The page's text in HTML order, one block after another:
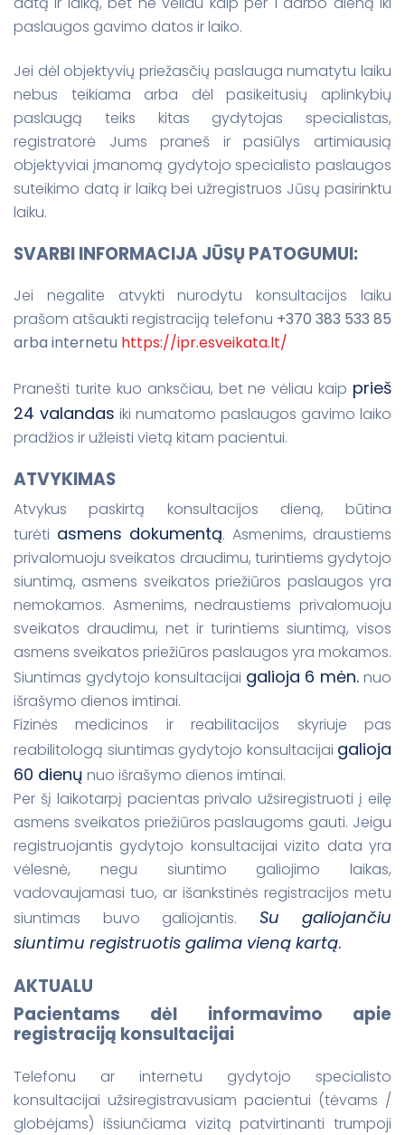
paslaugos gavimo datos ir laiko.
Jei dėl objektyvių priežasčių paslauga numatytu laiku
nebus teikiama arba dėl pasikeitusių aplinkybių
paslaugą teiks kitas gydytojas specialistas,
registratorė Jums praneš ir pasiūlys artimiausią
objektyviai įmanomą gydytojo specialisto paslaugos
suteikimo datą ir laiką bei užregistruos Jūsų pasirinktu
laiku.
SVARBI INFORMACIJA JŪSŲ PATOGUMUI:
Jei negalite atvykti nurodytu konsultacijos laiku
prašom atšaukti registraciją telefonu +370 383 533 85
arba internetu https://ipr.esveikata.lt/
Pranešti turite kuo anksčiau, bet ne vėliau kaip prieš
24 valandas iki numatomo paslaugos gavimo laiko
pradžios ir užleisti vietą kitam pacientui.
ATVYKIMAS
Atvykus paskirtą konsultacijos dieną, būtina
turėti asmens dokumentą. Asmenims, draustiems
privalomuoju sveikatos draudimu, turintiems gydytojo
siuntimą, asmens sveikatos priežiūros paslaugos yra
nemokamos. Asmenims, nedraustiems privalomuoju
sveikatos draudimu, net ir turintiems siuntimą, visos
asmens sveikatos priežiūros paslaugos yra mokamos.
Siuntimas gydytojo konsultacijai galioja 6 mėn. nuo
išrašymo dienos imtinai.
Fizinės medicinos ir reabilitacijos skyriuje pas
reabilitologą siuntimas gydytojo konsultacijai galioja
60 dienų nuo išrašymo dienos imtinai.
Per šį laikotarpį pacientas privalo užsiregistruoti į eilę
asmens sveikatos priežiūros paslaugoms gauti. Jeigu
registruojantis gydytojo konsultacijai vizito data yra
vėlesnė, negu siuntimo galiojimo laikas,
vadovaujamasi tuo, ar išankstinės registracijos metu
siuntimas buvo galiojantis. Su galiojančiu
siuntimu registruotis galima vieną kartą.
AKTUALU
Pacientams dėl informavimo apie
registraciją konsultacijai
Telefonu ar internetu gydytojo specialisto
konsultacijai užsiregistravusiam pacientui (tėvams /
globėjams) išsiunčiama vizitą patvirtinanti trumpoji